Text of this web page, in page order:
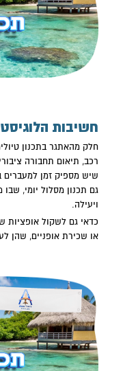
חשיבות
חלק מהאתגר בתכנון
רכב, תיאום תחבורה
שיש מספיק זמן למעברים
גם תכנון מסלול יומי,
ויעילה.
כדאי גם לשקול אופציות
או שכירת אופניים, שהן